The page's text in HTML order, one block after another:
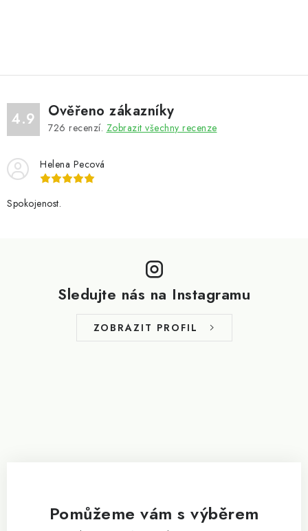
4.9 Ověřeno zákazníky
726 recenzí. Zobrazit všechny recenze
Helena Pecová
Spokojenost.
Sledujte nás na Instagramu
ZOBRAZIT PROFIL
Pomůžeme vám s výběrem